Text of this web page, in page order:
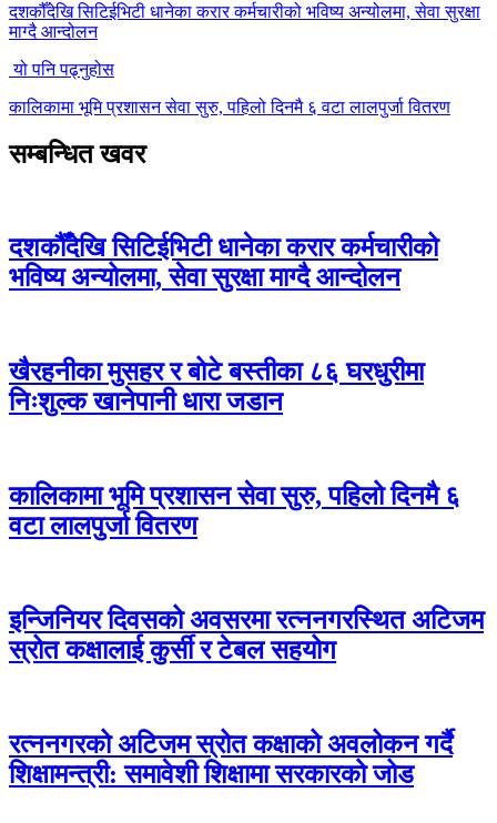
दशकौँदेखि सिटिईभिटी धानेका करार कर्मचारीको भविष्य अन्योलमा, सेवा सुरक्षा
माग्दै आन्दोलन
यो पनि पढ्नुहोस
कालिकामा भूमि प्रशासन सेवा सुरु, पहिलो दिनमै ६ वटा लालपुर्जा वितरण
सम्बन्धित खवर
दशकौँदेखि सिटिईभिटी धानेका करार कर्मचारीको
भविष्य अन्योलमा, सेवा सुरक्षा माग्दै आन्दोलन
खैरहनीका मुसहर र बोटे बस्तीका ८६ घरधुरीमा
निःशुल्क खानेपानी धारा जडान
कालिकामा भूमि प्रशासन सेवा सुरु, पहिलो दिनमै ६
वटा लालपुर्जा वितरण
इन्जिनियर दिवसको अवसरमा रत्ननगरस्थित अटिजम
स्रोत कक्षालाई कुर्सी र टेबल सहयोग
रत्ननगरको अटिजम स्रोत कक्षाको अवलोकन गर्दै
शिक्षामन्त्री: समावेशी शिक्षामा सरकारको जोड